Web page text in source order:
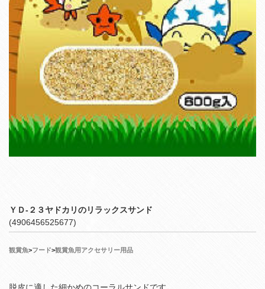
ＹＤ‐２３ヤドカリのリラックスサンド
(4906456525677)
観賞魚>フード>観賞魚用アクセサリー用品
脱皮に適した細かめのコーラルサンドです。